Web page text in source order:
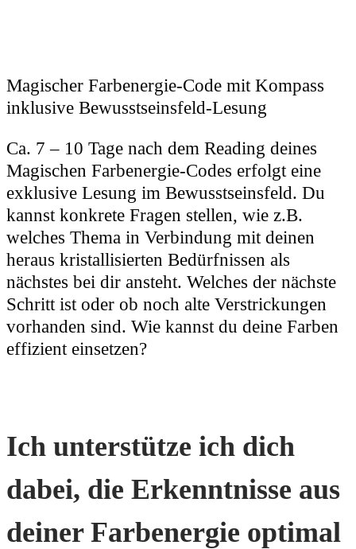
Magischer Farbenergie-Code mit Kompass
inklusive Bewusstseinsfeld-Lesung
Ca. 7 – 10 Tage nach dem Reading deines
Magischen Farbenergie-Codes erfolgt eine
exklusive Lesung im Bewusstseinsfeld. Du
kannst konkrete Fragen stellen, wie z.B.
welches Thema in Verbindung mit deinen
heraus kristallisierten Bedürfnissen als
nächstes bei dir ansteht. Welches der nächste
Schritt ist oder ob noch alte Verstrickungen
vorhanden sind. Wie kannst du deine Farben
effizient einsetzen?
Ich unterstütze ich dich
dabei, die Erkenntnisse aus
deiner Farbenergie optimal